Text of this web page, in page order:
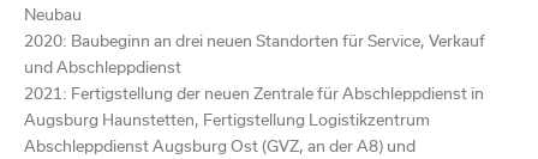
Neubau
2020: Baubeginn an drei neuen Standorten für Service, Verkauf
und Abschleppdienst
2021: Fertigstellung der neuen Zentrale für Abschleppdienst in
Augsburg Haunstetten, Fertigstellung Logistikzentrum
Abschleppdienst Augsburg Ost (GVZ, an der A8) und